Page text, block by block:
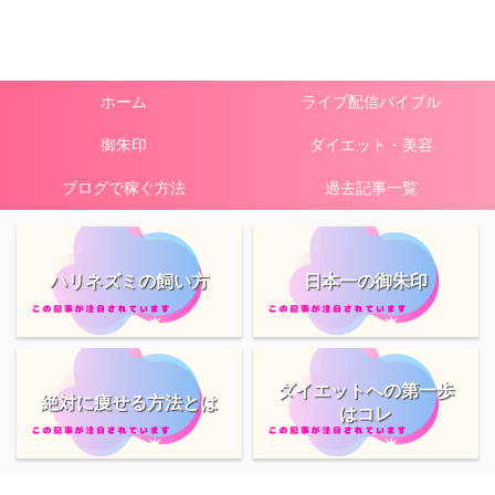
ホーム ライブ配信バイブル
御朱印 ダイエット・美容
ブログで稼ぐ方法 過去記事一覧
ハリネズミの飼い方 日本一の御朱印
絶対に痩せる方法とは
ダイエットへの第一歩
はコレ